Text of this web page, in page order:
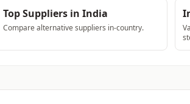
Top Suppliers in India
Compare alternative suppliers in-country.